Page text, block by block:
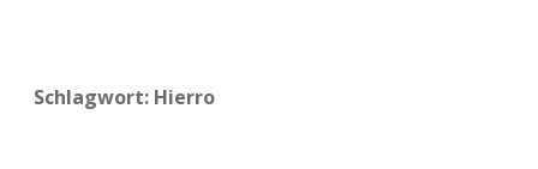
Schlagwort: Hierro